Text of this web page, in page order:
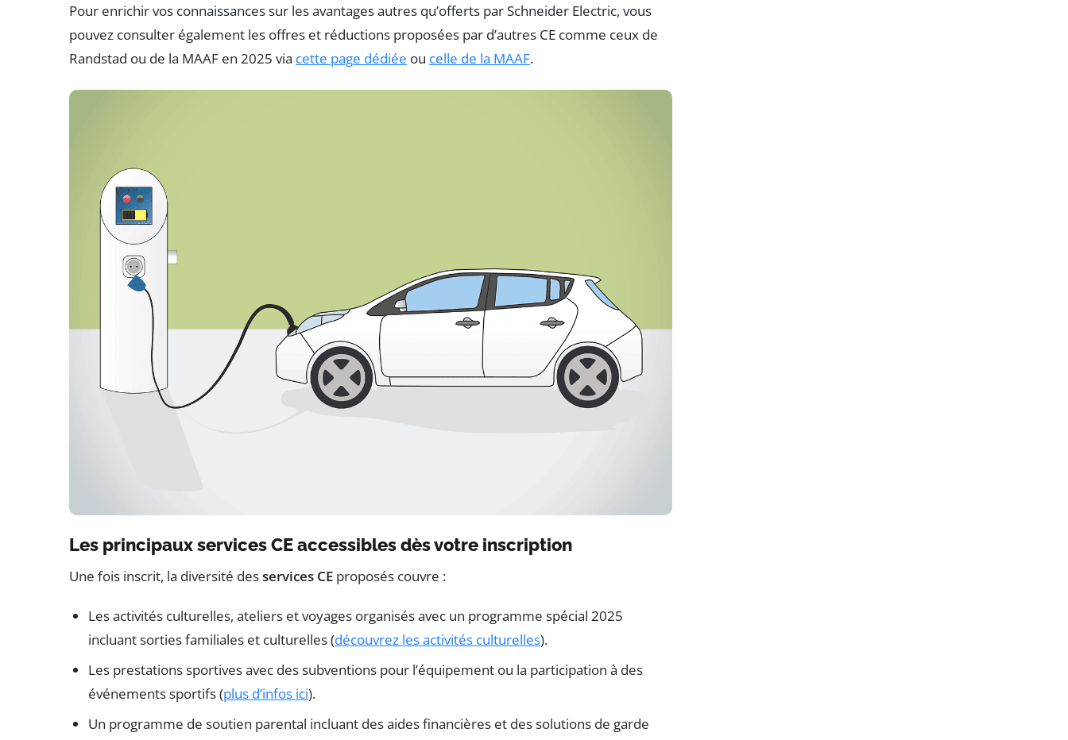
Pour enrichir vos connaissances sur les avantages autres qu’offerts par Schneider Electric, vous
pouvez consulter également les offres et réductions proposées par d’autres CE comme ceux de
Randstad ou de la MAAF en 2025 via cette page dédiée ou celle de la MAAF.
Les principaux services CE accessibles dès votre inscription
Une fois inscrit, la diversité desservices CE proposés couvre :
Les activités culturelles, ateliers et voyages organisés avec un programme spécial 2025
incluant sorties familiales et culturelles (découvrez les activités culturelles).
Les prestations sportives avec des subventions pour l’équipement ou la participation à des
événements sportifs (plus d’infos ici).
Un programme de soutien parental incluant des aides financières et des solutions de garde